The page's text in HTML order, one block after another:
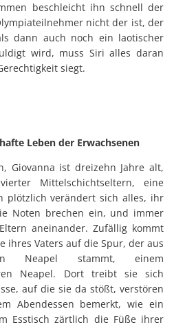
beschleicht ihn schnell der
nicht der ist, der
dann auch noch ein laotischer
wird, muss Siri alles daran
siegt.
Leben der Erwachsenen
Giovanna ist dreizehn Jahre alt,
Mittelschichtseltern, eine
plötzlich verändert sich alles, ihr
Noten brechen ein, und immer
aneinander. Zufällig kommt
ihres Vaters auf die Spur, der aus
Neapel stammt, einem
Neapel. Dort treibt sie sich
auf die sie da stößt, verstören
Abendessen bemerkt, wie ein
Esstisch zärtlich die Füße ihrer